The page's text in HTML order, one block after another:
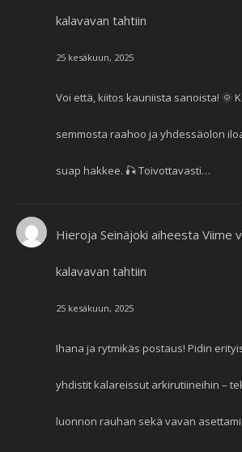
kalavavan tahtiin
25 kesäkuun, 2025
Voi että, kiitos kauniista sanoista! 🌞
semmosta raahoo ja yhdessäolon
suap hakkee. 🎣 Toivottavasti…
Hieroja Seinäjoki aiheesta Viime
kalavavan tahtiin
25 kesäkuun, 2025
Ihana ja rytmikäs postaus! Pidin
yhdistit kalareissut arkirutiineihin –
luonnon rauhan sekä vavan